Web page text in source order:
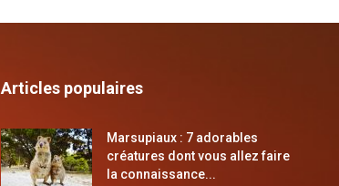
Articles populaires
Marsupiaux : 7 adorables
créatures dont vous allez faire
la connaissance...